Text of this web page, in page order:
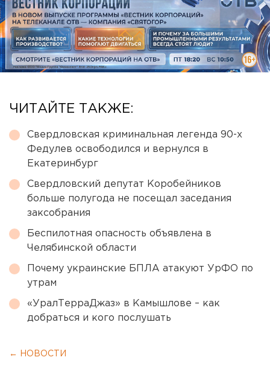
ЧИТАЙТЕ ТАКЖЕ:
Свердловская криминальная легенда 90-х
Федулев освободился и вернулся в
Екатеринбург
Свердловский депутат Коробейников
больше полугода не посещал заседания
заксобрания
Беспилотная опасность объявлена в
Челябинской области
Почему украинские БПЛА атакуют УрФО по
утрам
«УралТерраДжаз» в Камышлове – как
добраться и кого послушать
← НОВОСТИ